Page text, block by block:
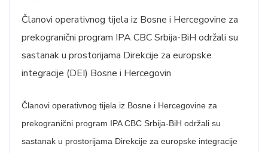
Članovi operativnog tijela iz Bosne i Hercegovine za
prekogranični program IPA CBC Srbija-BiH održali su
sastanak u prostorijama Direkcije za europske
integracije (DEI) Bosne i Hercegovin
Članovi operativnog tijela iz Bosne i Hercegovine za
prekogranični program IPA CBC Srbija-BiH održali su
sastanak u prostorijama Direkcije za europske integracije